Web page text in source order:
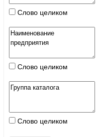
Слово целиком
Слово целиком
Слово целиком